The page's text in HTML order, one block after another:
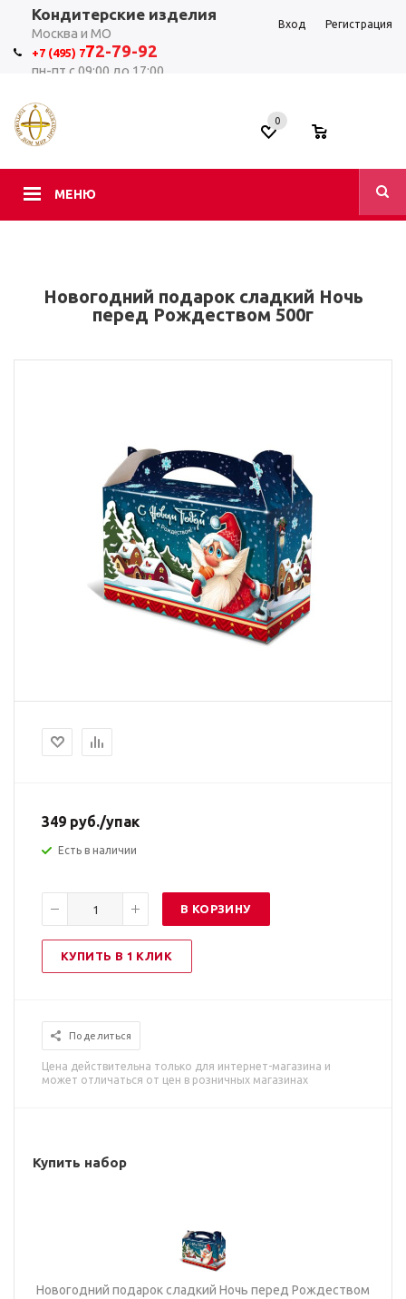
Кондитерские изделия
Москва и МО
+7 (495) 772-79-92
пн-пт с 09:00 до 17:00
Вход Регистрация
МЕНЮ
0
Новогодний подарок сладкий Ночь
перед Рождеством 500г
349 руб./упак
Есть в наличии
В КОРЗИНУ
КУПИТЬ В 1 КЛИК
Поделиться
Цена действительна только для интернет-магазина и
может отличаться от цен в розничных магазинах
Купить набор
Новогодний подарок сладкий Ночь перед Рождеством